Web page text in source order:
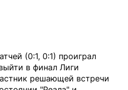
(0:1, 0:1) проиграл
в финал Лиги
решающей встречи